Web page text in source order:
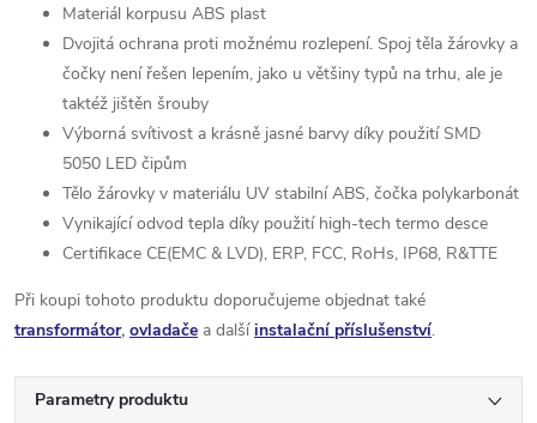
Materiál korpusu ABS plast
Dvojitá ochrana proti možnému rozlepení. Spoj těla žárovky a
čočky není řešen lepením, jako u většiny typů na trhu, ale je
taktéž jištěn šrouby
Výborná svítivost a krásně jasné barvy díky použití SMD
5050 LED čipům
Tělo žárovky v materiálu UV stabilní ABS, čočka polykarbonát
Vynikající odvod tepla díky použití high-tech termo desce
Certifikace CE(EMC & LVD), ERP, FCC, RoHs, IP68, R&TTE
Při koupi tohoto produktu doporučujeme objednat také
transformátor, ovladače a dalšíinstalační příslušenství.
Parametry produktu